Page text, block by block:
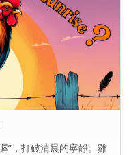
”，打破清晨的寧靜。雞